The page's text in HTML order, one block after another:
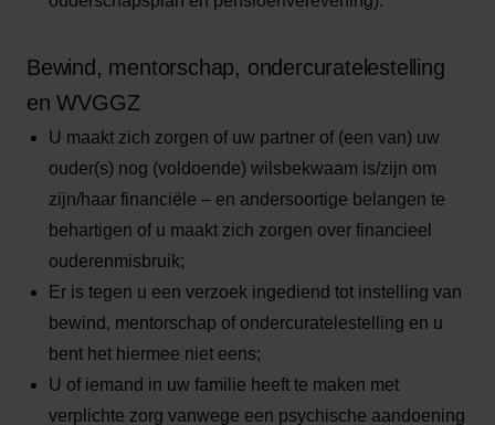
Bewind, mentorschap, ondercuratelestelling
en WVGGZ
U maakt zich zorgen of uw partner of (een van) uw
ouder(s) nog (voldoende) wilsbekwaam is/zijn om
zijn/haar financiële – en andersoortige belangen te
behartigen of u maakt zich zorgen over financieel
ouderenmisbruik;
Er is tegen u een verzoek ingediend tot instelling van
bewind, mentorschap of ondercuratelestelling en u
bent het hiermee niet eens;
U of iemand in uw familie heeft te maken met
verplichte zorg vanwege een psychische aandoening